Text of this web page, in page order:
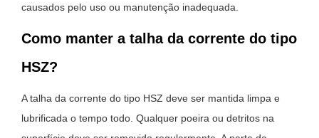
causados ​​pelo uso ou manutenção inadequada.
Como manter a talha da corrente do tipo
HSZ?
A talha da corrente do tipo HSZ deve ser mantida limpa e
lubrificada o tempo todo. Qualquer poeira ou detritos na